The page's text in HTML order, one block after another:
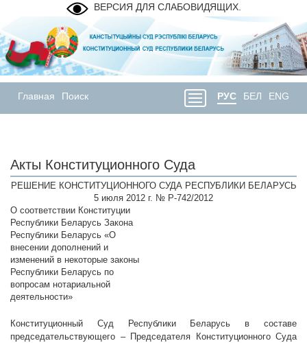
ВЕРСИЯ ДЛЯ СЛАБОВИДЯЩИХ.
Главная Поиск РУС БЕЛ ENG
Акты Конституционного Суда
РЕШЕНИЕ КОНСТИТУЦИОННОГО СУДА РЕСПУБЛИКИ БЕЛАРУСЬ
5 июля 2012 г. № Р-742/2012
О соответствии Конституции
Республики Беларусь Закона
Республики Беларусь «О
внесении дополнений и
изменений в некоторые законы
Республики Беларусь по
вопросам нотариальной
деятельности»
Конституционный Суд Республики Беларусь в составе
председательствующего – Председателя Конституционного Суда